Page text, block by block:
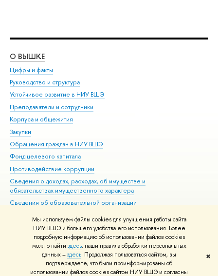
Мы используем файлы cookies для улучшения работы сайта
НИУ ВШЭ и большего удобства его использования. Более
подробную информацию об использовании файлов cookies
можно найти здесь, наши правила обработки персональных
данных –здесь. Продолжая пользоваться сайтом, вы
подтверждаете, что были проинформированы об
использовании файлов cookies сайтом НИУ ВШЭ и согласны
✖
О ВЫШКЕ
Цифры и факты
Руководство и структура
Устойчивое развитие в НИУ ВШЭ
Преподаватели и сотрудники
Корпуса и общежития
Закупки
Обращения граждан в НИУ ВШЭ
Фонд целевого капитала
Противодействие коррупции
Сведения о доходах, расходах, об имуществе и
обязательствах имущественного характера
Сведения об образовательной организации
Людям с ограниченными возможностями здоровья
Единая платежная страница
Работа в Вышке
© НИУ ВШЭ 1993–2026 Адреса и контакты Условия использования